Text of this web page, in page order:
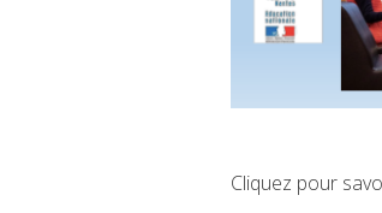
Cliquez pour